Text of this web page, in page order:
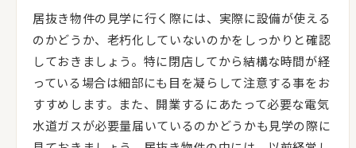
居抜き物件の見学に行く際には、実際に設備が使える
のかどうか、老朽化していないのかをしっかりと確認
しておきましょう。特に閉店してから結構な時間が経
っている場合は細部にも目を凝らして注意する事をお
すすめします。また、開業するにあたって必要な電気
水道ガスが必要量届いているのかどうかも見学の際に